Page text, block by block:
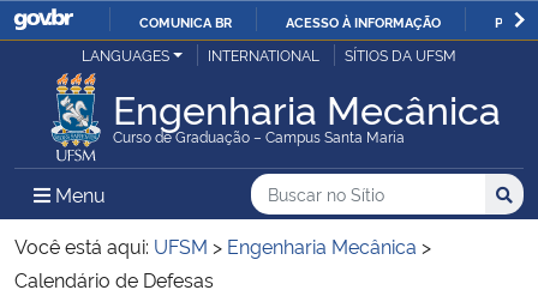
IR
O
COMUNICA BR ACESSO À INFORMAÇÃO
Ministério da Justiça e Segurança Pública
Ministério da Defesa
Ministério das Relações Exteriores
LANGUAGES INTERNATIONAL SÍTIOS DA UFSM
Engenharia Mecânica
Curso de Graduação – Campus Santa Maria
Menu Menu Principal do Sítio
Busca
Buscar no no Sítio
Busca:
Você está aqui: UFSM > Engenharia Mecânica >
Calendário de Defesas